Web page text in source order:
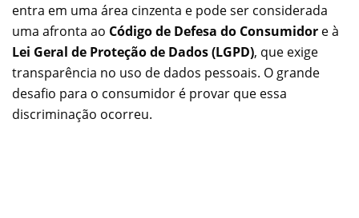
entra em uma área cinzenta e pode ser considerada
uma afronta ao Código de Defesa do Consumidor e à
Lei Geral de Proteção de Dados (LGPD), que exige
transparência no uso de dados pessoais. O grande
desafio para o consumidor é provar que essa
discriminação ocorreu.